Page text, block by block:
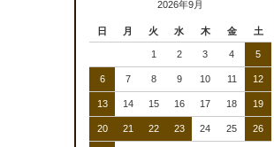
2026年9月
日 月 火 水 木 金 土
1 2 3 4 5
6 7 8 9 10 11 12
13 14 15 16 17 18 19
20 21 22 23 24 25 26